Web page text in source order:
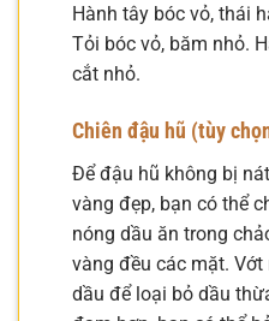
Hành tây bóc vỏ, thái
Tỏi bóc vỏ, băm nhỏ.
cắt nhỏ.
Chiên đậu hũ (tùy
Để đậu hũ không bị
vàng đẹp, bạn có thể
nóng dầu ăn trong
vàng đều các mặt.
dầu để loại bỏ dầu